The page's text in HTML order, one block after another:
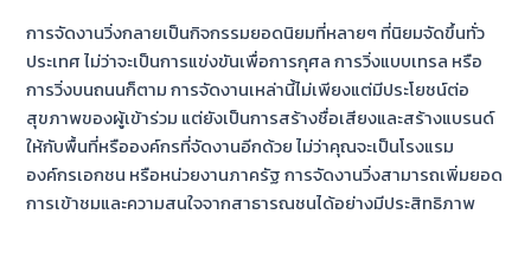
การจัดงานวิ่งกลายเป็นกิจกรรมยอดนิยมที่หลายๆ ที่นิยมจัดขึ้นทั่ว
ประเทศ ไม่ว่าจะเป็นการแข่งขันเพื่อการกุศล การวิ่งแบบเทรล หรือ
การวิ่งบนถนนก็ตาม การจัดงานเหล่านี้ไม่เพียงแต่มีประโยชน์ต่อ
สุขภาพของผู้เข้าร่วม แต่ยังเป็นการสร้างชื่อเสียงและสร้างแบรนด์
ให้กับพื้นที่หรือองค์กรที่จัดงานอีกด้วย ไม่ว่าคุณจะเป็นโรงแรม
องค์กรเอกชน หรือหน่วยงานภาครัฐ การจัดงานวิ่งสามารถเพิ่มยอด
การเข้าชมและความสนใจจากสาธารณชนได้อย่างมีประสิทธิภาพ